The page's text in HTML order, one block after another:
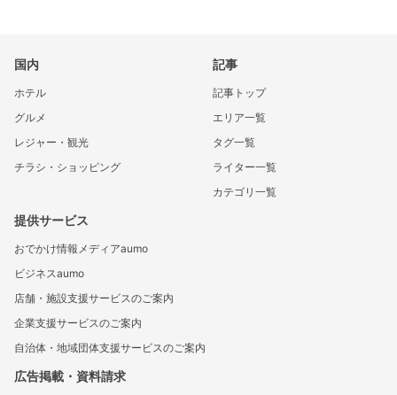
国内
ホテル
グルメ
レジャー・観光
チラシ・ショッピング
記事
記事トップ
エリア一覧
タグ一覧
ライター一覧
カテゴリ一覧
提供サービス
おでかけ情報メディアaumo
ビジネスaumo
店舗・施設支援サービスのご案内
企業支援サービスのご案内
自治体・地域団体支援サービスのご案内
広告掲載・資料請求